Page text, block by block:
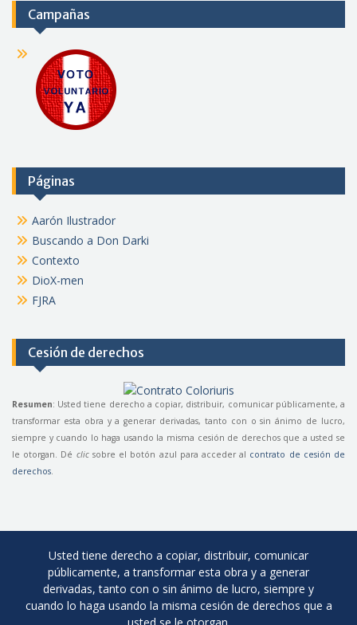
Campañas
Páginas
Aarón Ilustrador
Buscando a Don Darki
Contexto
DioX-men
FJRA
Cesión de derechos
Resumen: Usted tiene derecho a copiar, distribuir, comunicar públicamente, a
transformar esta obra y a generar derivadas, tanto con o sin ánimo de lucro,
siempre y cuando lo haga usando la misma cesión de derechos que a usted se
le otorgan. Dé clicsobre el botón azul para acceder al contrato de cesión de
derechos
Usted tiene derecho a copiar, distribuir, comunicar
públicamente, a transformar esta obra y a generar
derivadas, tanto con o sin ánimo de lucro, siempre y
cuando lo haga usando la misma cesión de derechos que a